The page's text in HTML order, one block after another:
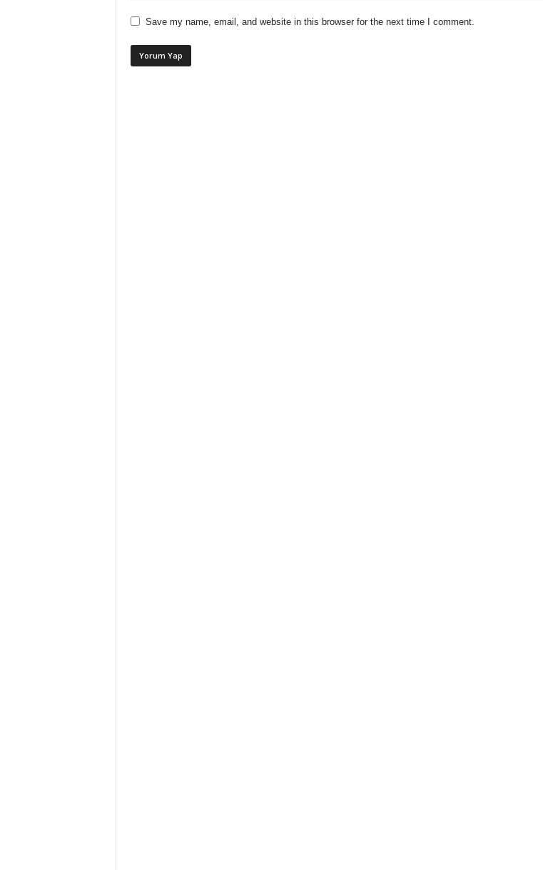
Save my name, email, and website in this browser for the next time I comment.